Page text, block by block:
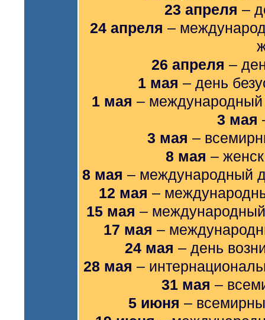
23 апреля –
24 апреля –
26 апреля –
1 мая – день
1 мая – международный
3 мая
3 мая –
8 мая –
8 мая – международный
12 мая –
15 мая – международный
17 мая –
24 мая – день
28 мая –
31 мая –
5 июня –